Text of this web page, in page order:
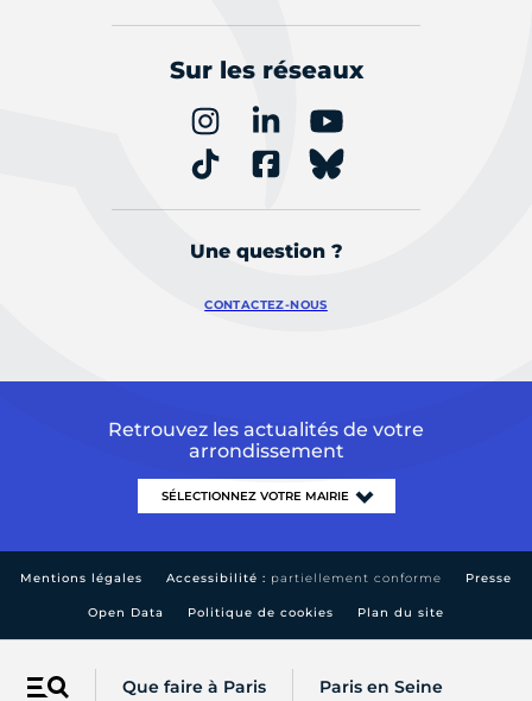
Menu Que faire à Paris Paris en Seine
Sur les réseaux
Une question ?
CONTACTEZ-NOUS
Retrouvez les actualités de votre
arrondissement
Mentions légales Accessibilité : partiellement conforme Presse
Open Data Politique de cookies Plan du site